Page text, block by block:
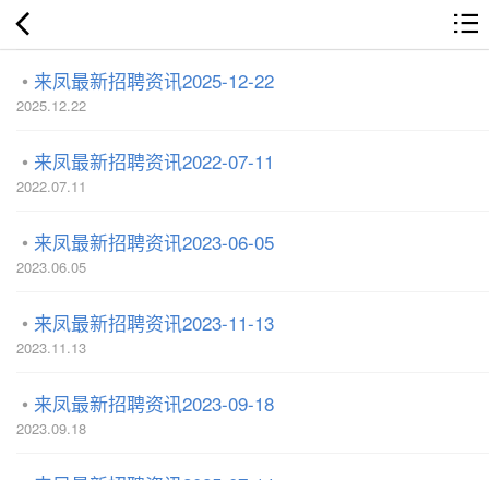
来凤最新招聘资讯2025-12-22
2025.12.22
来凤最新招聘资讯2022-07-11
2022.07.11
来凤最新招聘资讯2023-06-05
2023.06.05
来凤最新招聘资讯2023-11-13
2023.11.13
来凤最新招聘资讯2023-09-18
2023.09.18